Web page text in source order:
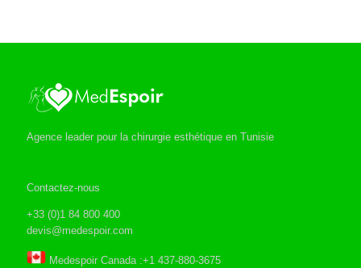
Agence leader pour la chirurgie esthétique en Tunisie
Contactez-nous
+33 (0)1 84 800 400
devis@medespoir.com
Medespoir Canada :+1 437-880-3675